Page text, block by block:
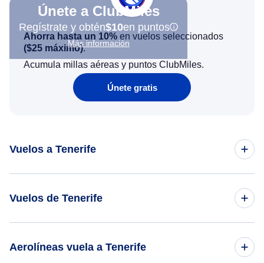
Únete a ClubMiles
Regístrate y obtén$10en puntos
Más información
Ahorra hasta un 10% en vuelos seleccionados
($25 máximo).
Acumula millas aéreas y puntos ClubMiles.
Únete gratis
Vuelos a Tenerife
Vuelos de Amsterdam a Tenerife
Vuelos de Tenerife
Aerolíneas vuela a Tenerife